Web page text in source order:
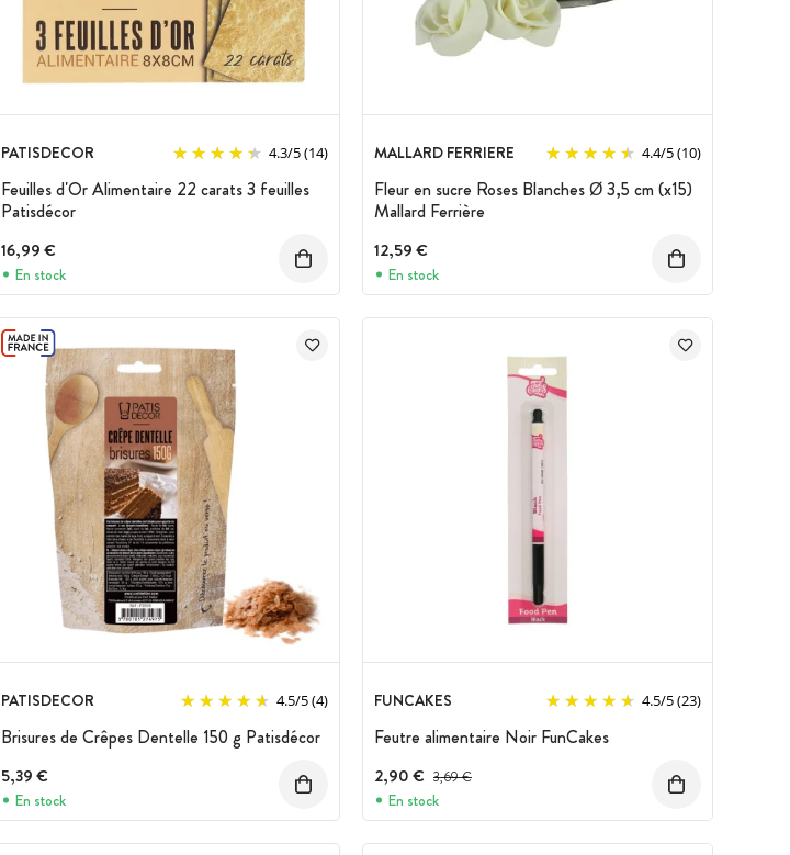
PATISDECOR 4.3/5(14)
Feuilles d'Or Alimentaire 22 carats 3 feuilles
Patisdécor
16,99 €
En stock
MALLARD FERRIERE 4.4/5(10)
Fleur en sucre Roses Blanches Ø 3,5 cm (x15)
Mallard Ferrière
12,59 €
En stock
PATISDECOR 4.5/5(4)
Brisures de Crêpes Dentelle 150 g Patisdécor
5,39 €
En stock
FUNCAKES 4.5/5(23)
Feutre alimentaire Noir FunCakes
2,90 € Prix avant réduction :
3,69 €
En stock